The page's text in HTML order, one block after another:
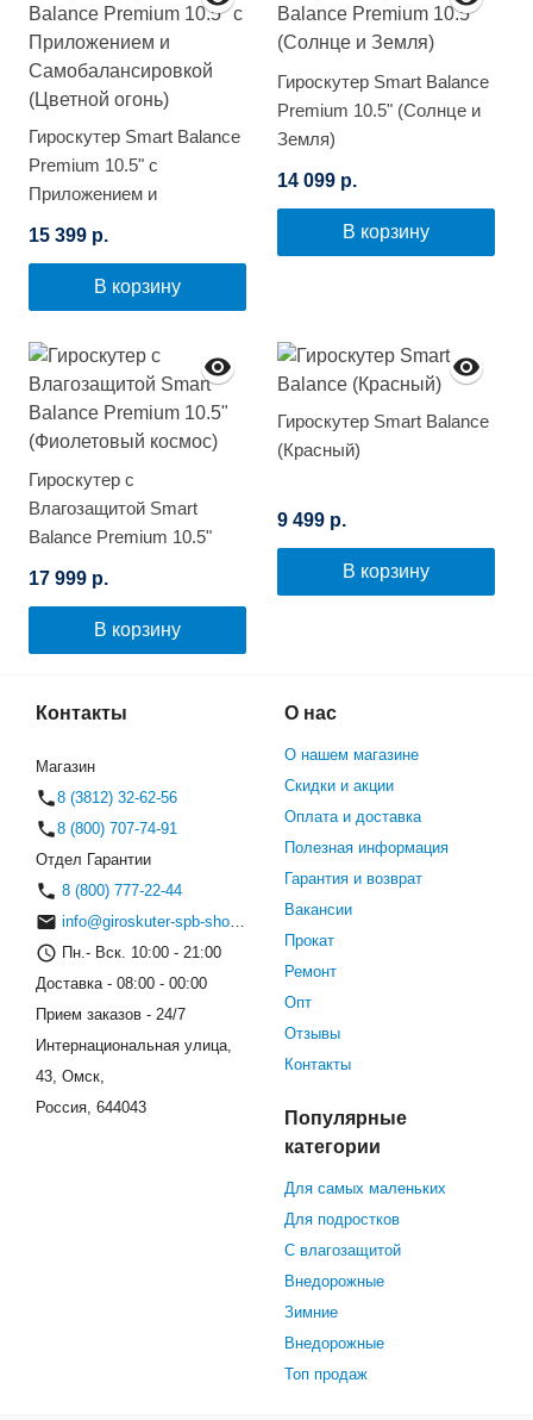
Гироскутер Smart Balance
Premium 10.5" с
Приложением и
Самобалансировкой
(Цветной огонь)
15 399 р.
В корзину
Гироскутер Smart Balance
Premium 10.5" (Солнце и
Земля)
14 099 р.
В корзину
Гироскутер с
Влагозащитой Smart
Balance Premium 10.5"
(Фиолетовый космос)
17 999 р.
В корзину
Гироскутер Smart Balance
(Красный)
9 499 р.
В корзину
Контакты
Магазин
8 (3812) 32-62-56
8 (800) 707-74-91
Отдел Гарантии
8 (800) 777-22-44
info@giroskuter-spb-shop.ru
Пн.- Вск. 10:00 - 21:00
Доставка - 08:00 - 00:00
Прием заказов - 24/7
Интернациональная улица,
43, Омск,
Россия, 644043
О нас
О нашем магазине
Скидки и акции
Оплата и доставка
Полезная информация
Гарантия и возврат
Вакансии
Прокат
Ремонт
Опт
Отзывы
Контакты
Популярные
категории
Для самых маленьких
Для подростков
С влагозащитой
Внедорожные
Зимние
Внедорожные
Топ продаж